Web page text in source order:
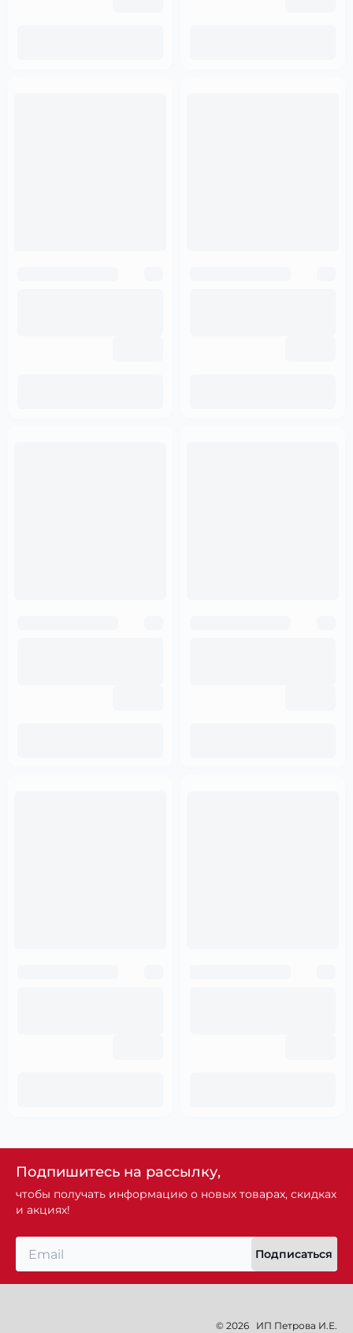
Подпишитесь на рассылку,
чтобы получать информацию о новых товарах, скидках
и акциях!
Подписаться
© 2026 ИП Петрова И.Е.